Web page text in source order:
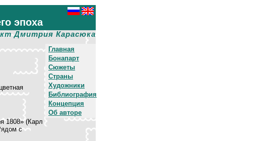
эпоха
Дмитрия Карасюка
Главная
Бонапарт
Сюжеты
Страны
Художники
Библиография
Концепция
Об авторе
1808» (Карл
с